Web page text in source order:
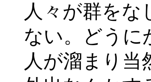
人々が群を
ない。どうに
人が溜まり当